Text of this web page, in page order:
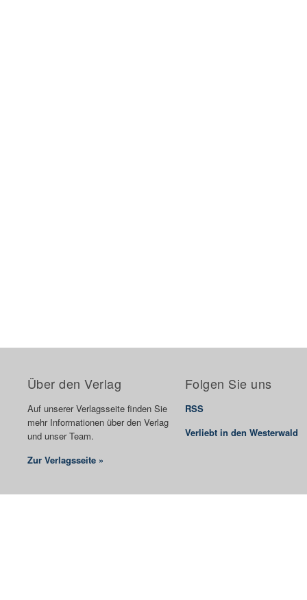
Über den Verlag
Auf unserer Verlagsseite finden Sie
mehr Informationen über den Verlag
und unser Team.
Zur Verlagsseite »
Folgen Sie uns
RSS
Verliebt in den Westerwald